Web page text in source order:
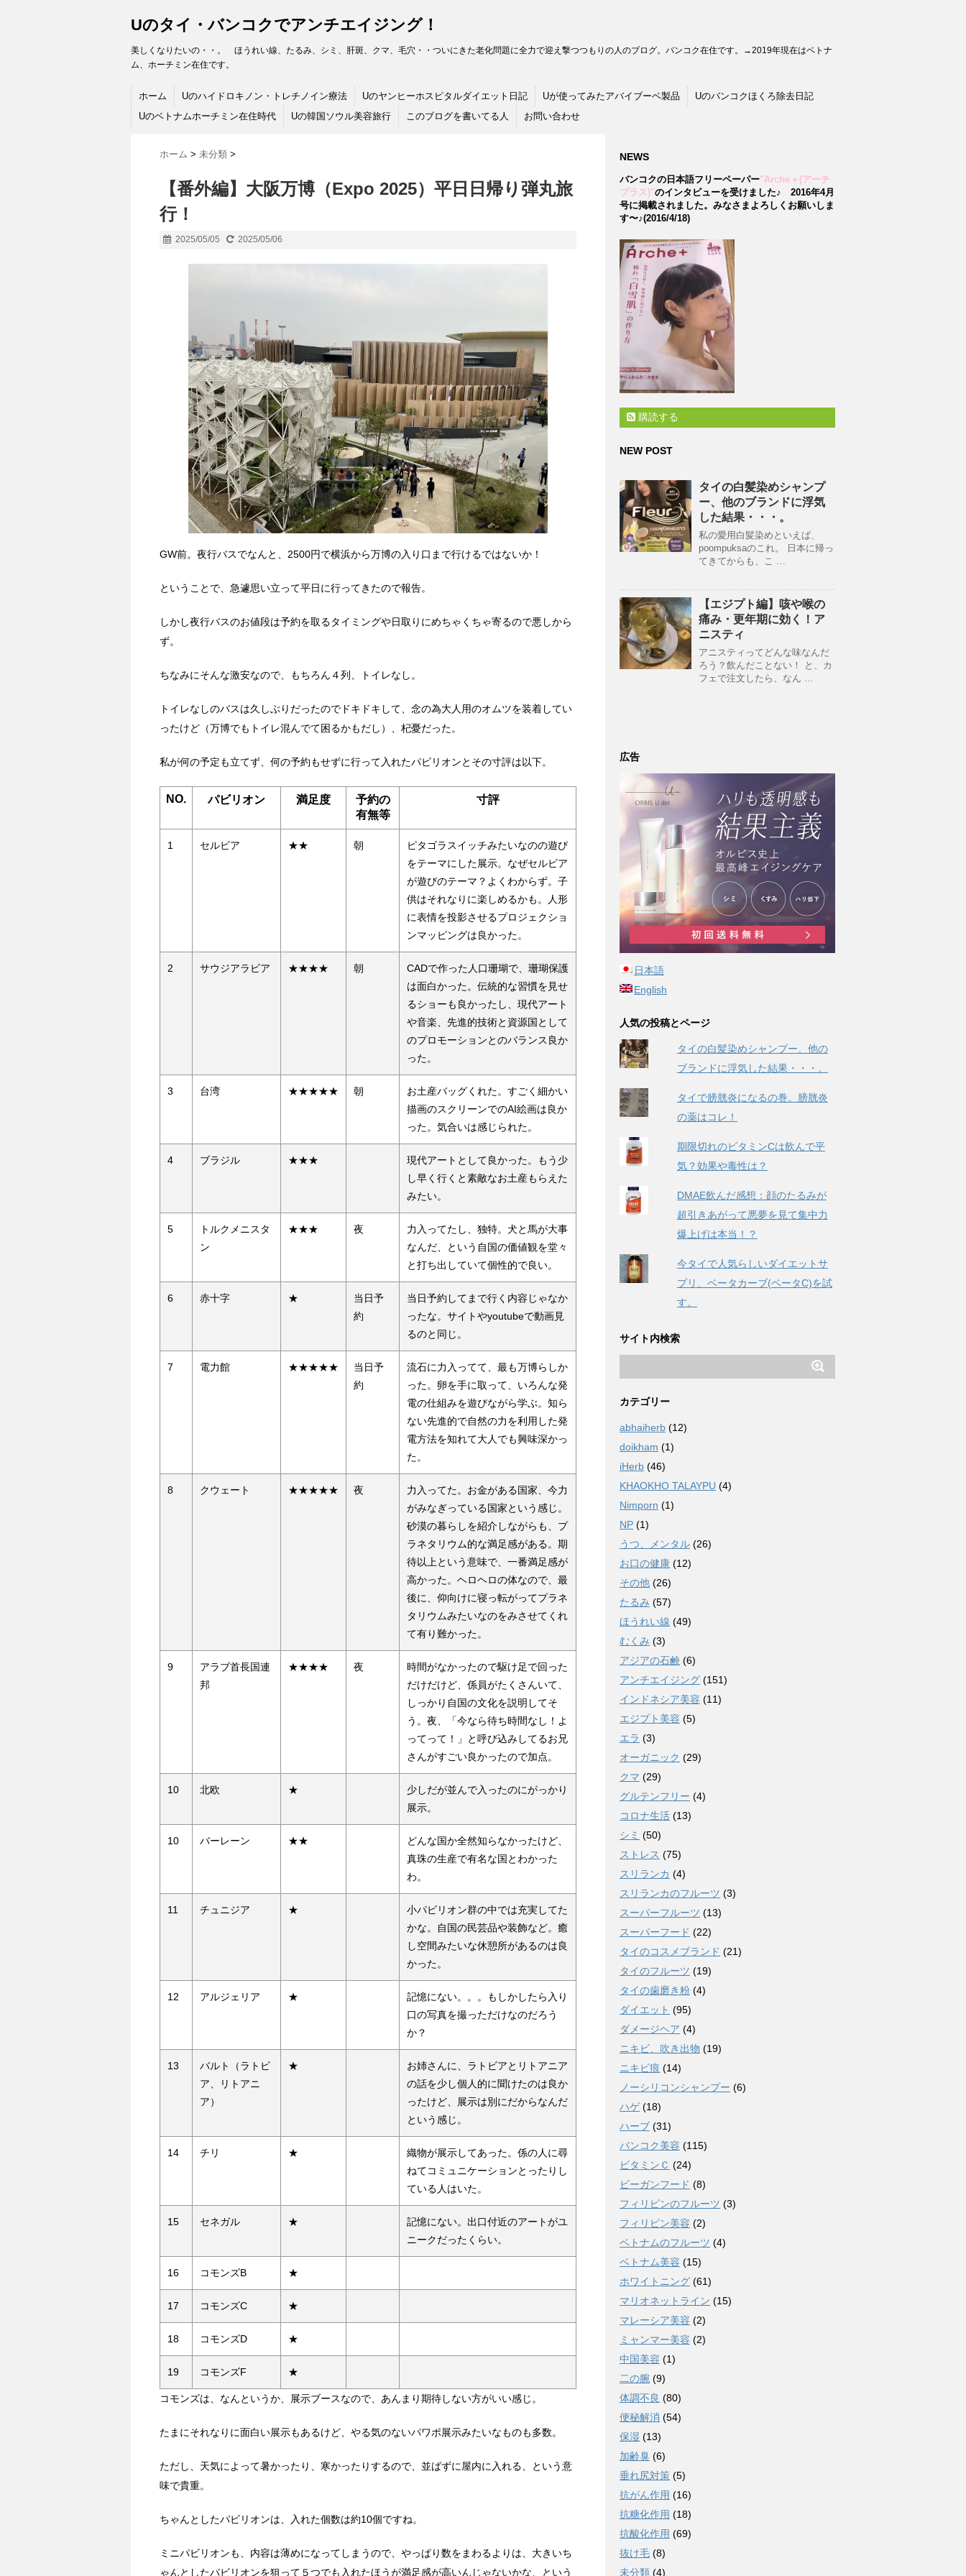
Uのタイ・バンコクでアンチエイジング！
美しくなりたいの・・。 ほうれい線、たるみ、シミ、肝斑、クマ、毛穴・・ついにきた老化問題に全力で迎え撃つつもりの人のブログ。バンコク在住です。→2019年現在はベトナ
ム、ホーチミン在住です。
ホーム Uのハイドロキノン・トレチノイン療法 Uのヤンヒーホスピタルダイエット日記 Uが使ってみたアバイブーベ製品
Uのバンコクほくろ除去日記
Uのベトナムホーチミン在住時代
Uの韓国ソウル美容旅行 このブログを書いてる人 お問い合わせ
ホーム > 未分類 >
【番外編】大阪万博（Expo 2025）平日日帰り弾丸旅
行！
2025/05/05 2025/05/06
GW前。夜行バスでなんと、2500円で横浜から万博の入り口まで行けるではないか！
ということで、急遽思い立って平日に行ってきたので報告。
しかし夜行バスのお値段は予約を取るタイミングや日取りにめちゃくちゃ寄るので悪しから
ず。
ちなみにそんな激安なので、もちろん４列、トイレなし。
トイレなしのバスは久しぶりだったのでドキドキして、念の為大人用のオムツを装着してい
ったけど（万博でもトイレ混んでて困るかもだし）、杞憂だった。
私が何の予定も立てず、何の予約もせずに行って入れたパビリオンとその寸評は以下。
NO. パビリオン 満足度
予約の
有無等
寸評
1 セルビア ★★ 朝
ピタゴラスイッチみたいなのの遊び
をテーマにした展示。なぜセルビア
が遊びのテーマ？よくわからず。子
供はそれなりに楽しめるかも。人形
に表情を投影させるプロジェクショ
ンマッピングは良かった。
2 サウジアラビア ★★★★ 朝
CADで作った人口珊瑚で、珊瑚保護
は面白かった。伝統的な習慣を見せ
るショーも良かったし、現代アート
や音楽、先進的技術と資源国として
のプロモーションとのバランス良か
った。
3 台湾 ★★★★★ 朝
お土産バッグくれた。すごく細かい
描画のスクリーンでのAI絵画は良か
った。気合いは感じられた。
4 ブラジル ★★★
現代アートとして良かった。もう少
し早く行くと素敵なお土産もらえた
みたい。
5
トルクメニスタ
ン
★★★ 夜
力入ってたし、独特。犬と馬が大事
なんだ、という自国の価値観を堂々
と打ち出していて個性的で良い。
6 赤十字 ★
当日予
約
当日予約してまで行く内容じゃなか
ったな。サイトやyoutubeで動画見
るのと同じ。
7 電力館 ★★★★★
当日予
約
流石に力入ってて、最も万博らしか
った。卵を手に取って、いろんな発
電の仕組みを遊びながら学ぶ。知ら
ない先進的で自然の力を利用した発
電方法を知れて大人でも興味深かっ
た。
8 クウェート ★★★★★ 夜
力入ってた。お金がある国家、今力
がみなぎっている国家という感じ。
砂漠の暮らしを紹介しながらも、プ
ラネタリウム的な満足感がある。期
待以上という意味で、一番満足感が
高かった。ヘロヘロの体なので、最
後に、仰向けに寝っ転がってプラネ
タリウムみたいなのをみさせてくれ
て有り難かった。
9
アラブ首長国連
邦
★★★★ 夜
時間がなかったので駆け足で回った
だけだけど、係員がたくさんいて、
しっかり自国の文化を説明してそ
う。夜、「今なら待ち時間なし！よ
ってって！」と呼び込みしてるお兄
さんがすごい良かったので加点。
10 北欧 ★
少しだが並んで入ったのにがっかり
展示。
10 バーレーン ★★
どんな国か全然知らなかったけど、
真珠の生産で有名な国とわかった
わ。
11 チュニジア ★
小パビリオン群の中では充実してた
かな。自国の民芸品や装飾など。癒
し空間みたいな休憩所があるのは良
かった。
12 アルジェリア ★
記憶にない。。。もしかしたら入り
口の写真を撮っただけなのだろう
か？
13
バルト（ラトビ
ア、リトアニ
ア）
★
お姉さんに、ラトビアとリトアニア
の話を少し個人的に聞けたのは良か
ったけど、展示は別にだからなんだ
という感じ。
14 チリ ★
織物が展示してあった。係の人に尋
ねてコミュニケーションとったりし
ている人はいた。
15 セネガル ★
記憶にない。出口付近のアートがユ
ニークだったくらい。
16 コモンズB ★
17 コモンズC ★
18 コモンズD ★
19 コモンズF ★
コモンズは、なんというか、展示ブースなので、あんまり期待しない方がいい感じ。
たまにそれなりに面白い展示もあるけど、やる気のないパワポ展示みたいなものも多数。
ただし、天気によって暑かったり、寒かったりするので、並ばずに屋内に入れる、という意
味で貴重。
ちゃんとしたパビリオンは、入れた個数は約10個ですね。
ミニパビリオンも、内容は薄めになってしまうので、やっぱり数をまわるよりは、大きいち
ゃんとしたパビリオンを狙って５つでも入れたほうが満足感が高いんじゃないかな、という
NEWS
バンコクの日本語フリーペーパー"Arche＋(アーチ
プラス)"のインタビューを受けました♪ 2016年4月
号に掲載されました。みなさまよろしくお願いしま
す〜♪(2016/4/18)
購読する
NEW POST
タイの白髪染めシャンプ
ー、他のブランドに浮気
した結果・・・。
私の愛用白髪染めといえば、
poompuksaのこれ。 日本に帰っ
てきてからも、こ …
【エジプト編】咳や喉の
痛み・更年期に効く！ア
ニスティ
アニスティってどんな味なんだ
ろう？飲んだことない！ と、カ
フェで注文したら、なん …
広告
日本語
English
人気の投稿とページ
タイの白髪染めシャンプー、他の
ブランドに浮気した結果・・・。
タイで膀胱炎になるの巻。膀胱炎
の薬はコレ！
期限切れのビタミンCは飲んで平
気？効果や毒性は？
DMAE飲んだ感想：顔のたるみが
超引きあがって悪夢を見て集中力
爆上げは本当！？
今タイで人気らしいダイエットサ
プリ、ベータカーブ(ベータC)を試
す。
サイト内検索
カテゴリー
abhaiherb (12)
doikham (1)
iHerb (46)
KHAOKHO TALAYPU (4)
Nimporn (1)
NP (1)
うつ、メンタル (26)
お口の健康 (12)
その他 (26)
たるみ (57)
ほうれい線 (49)
むくみ (3)
アジアの石鹸 (6)
アンチエイジング (151)
インドネシア美容 (11)
エジプト美容 (5)
エラ (3)
オーガニック (29)
クマ (29)
グルテンフリー (4)
コロナ生活 (13)
シミ (50)
ストレス (75)
スリランカ (4)
スリランカのフルーツ (3)
スーパーフルーツ (13)
スーパーフード (22)
タイのコスメブランド (21)
タイのフルーツ (19)
タイの歯磨き粉 (4)
ダイエット (95)
ダメージヘア (4)
ニキビ、吹き出物 (19)
ニキビ痕 (14)
ノーシリコンシャンプー (6)
ハゲ(18)
ハーブ (31)
バンコク美容 (115)
ビタミンＣ (24)
ビーガンフード (8)
フィリピンのフルーツ (3)
フィリピン美容 (2)
ベトナムのフルーツ (4)
ベトナム美容 (15)
ホワイトニング (61)
マリオネットライン (15)
マレーシア美容 (2)
ミャンマー美容 (2)
中国美容 (1)
二の腕 (9)
体調不良 (80)
便秘解消 (54)
保湿 (13)
加齢臭 (6)
垂れ尻対策 (5)
抗がん作用 (16)
抗糖化作用 (18)
抗酸化作用 (69)
抜け毛 (8)
未分類 (4)